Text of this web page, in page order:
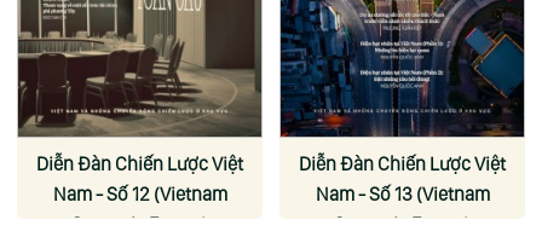
Diễn Đàn Chiến Lược Việt
Nam - Số 12 (Vietnam
Strategic Forum)
Diễn Đàn Chiến Lược Việt
Nam - Số 13 (Vietnam
Strategic Forum)